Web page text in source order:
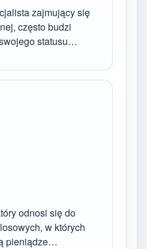
zajmujący się
często budzi
statusu…
odnosi się do
w których
pieniądze…